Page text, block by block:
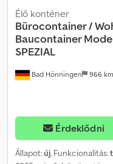
Bad Hönningen 966 km
Élő konténer
Bürocontainer /
Baucontainer
SPEZIAL
Érdeklődni
Állapot:új, Funkcionalitás: